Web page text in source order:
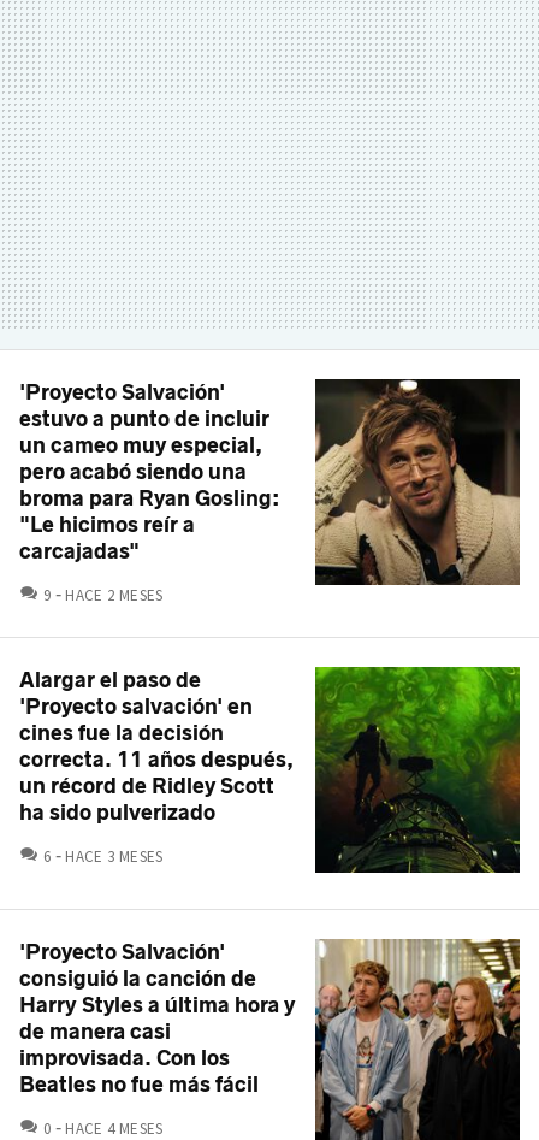
'Proyecto Salvación'
estuvo a punto de incluir
un cameo muy especial,
pero acabó siendo una
broma para Ryan Gosling:
"Le hicimos reír a
carcajadas"
9 COMENTARIOS
HACE 2 MESES
Alargar el paso de
'Proyecto salvación' en
cines fue la decisión
correcta. 11 años después,
un récord de Ridley Scott
ha sido pulverizado
6 COMENTARIOS
HACE 3 MESES
'Proyecto Salvación'
consiguió la canción de
Harry Styles a última hora y
de manera casi
improvisada. Con los
Beatles no fue más fácil
0 COMENTARIOS
HACE 4 MESES